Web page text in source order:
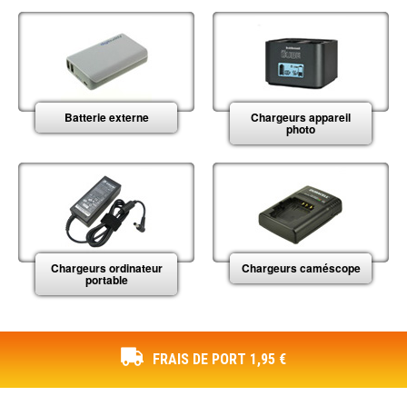
Batterie externe Chargeurs appareil
photo
Chargeurs ordinateur
portable
Chargeurs caméscope
FRAIS DE PORT 1,95 €